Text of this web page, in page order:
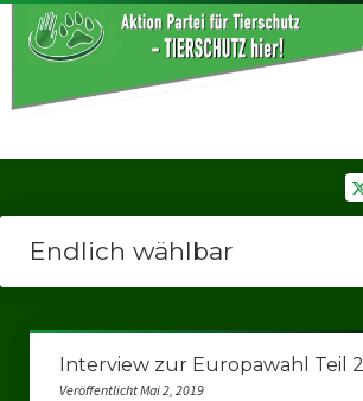
Endlich wählbar
Wir über uns
Interview zur Europawahl Teil 2
Veröffentlicht Mai 2, 2019